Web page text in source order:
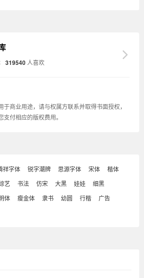
319540 人喜欢
于商业用途，请与权属方联系并取得书面授权，
付相应的版权费用。
祥字体 锐字潮牌 思源字体 宋体
楷体
艺 书法 仿宋 大黑 娃娃
细黑
体 瘦金体 隶书 幼圆 行楷
广告